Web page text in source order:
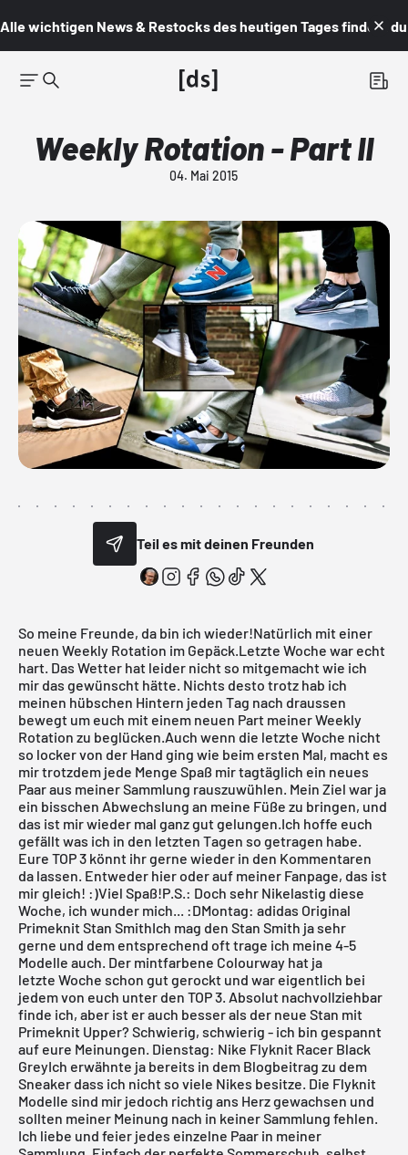
Alle wichtigen News & Restocks des heutigen Tages findest du
Weekly Rotation - Part II
04. Mai 2015
Teil es mit deinen Freunden
So meine Freunde, da bin ich wieder!Natürlich mit einer
neuen Weekly Rotation im Gepäck.Letzte Woche war echt
hart. Das Wetter hat leider nicht so mitgemacht wie ich
mir das gewünscht hätte. Nichts desto trotz hab ich
meinen hübschen Hintern jeden Tag nach draussen
bewegt um euch mit einem neuen Part meiner Weekly
Rotation zu beglücken.Auch wenn die letzte Woche nicht
so locker von der Hand ging wie beim ersten Mal, macht es
mir trotzdem jede Menge Spaß mir tagtäglich ein neues
Paar aus meiner Sammlung rauszuwühlen. Mein Ziel war ja
ein bisschen Abwechslung an meine Füße zu bringen, und
das ist mir wieder mal ganz gut gelungen.Ich hoffe euch
gefällt was ich in den letzten Tagen so getragen habe.
Eure TOP 3 könnt ihr gerne wieder in den Kommentaren
da lassen. Entweder hier oder auf meiner Fanpage, das ist
mir gleich! :)Viel Spaß!P.S.: Doch sehr Nikelastig diese
Woche, ich wunder mich... :DMontag: adidas Original
Primeknit Stan SmithIch mag den Stan Smith ja sehr
gerne und dem entsprechend oft trage ich meine 4-5
Modelle auch. Der mintfarbene Colourway hat ja
letzte Woche schon gut gerockt und war eigentlich bei
jedem von euch unter den TOP 3. Absolut nachvollziehbar
finde ich, aber ist er auch besser als der neue Stan mit
Primeknit Upper? Schwierig, schwierig - ich bin gespannt
auf eure Meinungen. Dienstag: Nike Flyknit Racer Black
GreyIch erwähnte ja bereits in dem Blogbeitrag zu dem
Sneaker dass ich nicht so viele Nikes besitze. Die Flyknit
Modelle sind mir jedoch richtig ans Herz gewachsen und
sollten meiner Meinung nach in keiner Sammlung fehlen.
Ich liebe und feier jedes einzelne Paar in meiner